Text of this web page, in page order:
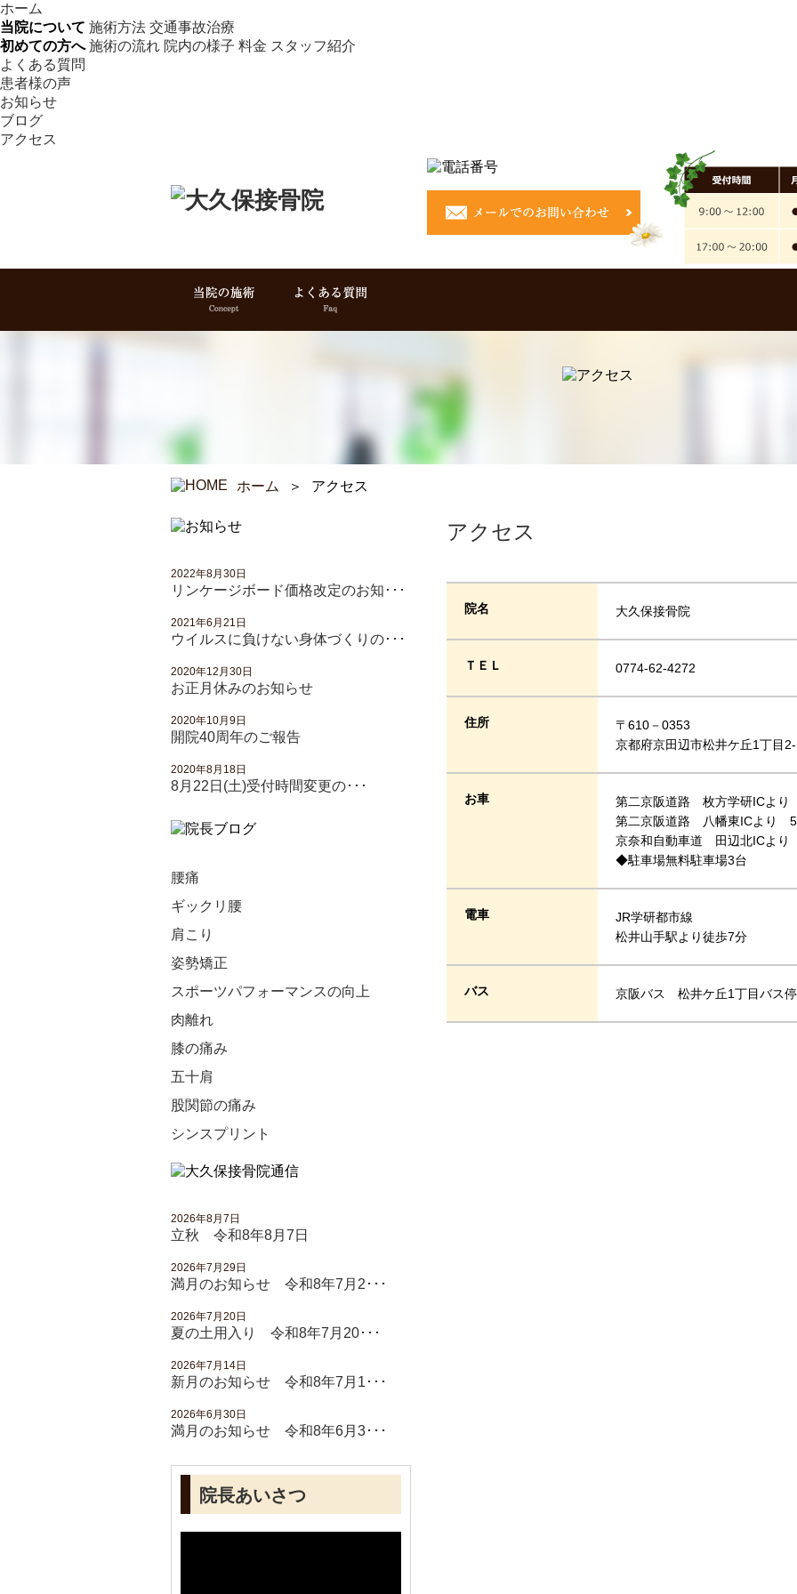
ホーム
当院について 施術方法 交通事故治療
初めての方へ 施術の流れ 院内の様子 料金 スタッフ紹介
よくある質問
患者様の声
お知らせ
ブログ
アクセス
ホーム ＞ アクセス
アクセス
院名 大久保接骨院
ＴＥＬ 0774-62-4272
住所
〒610－0353
京都府京田辺市松井ケ丘1丁目
お車
第二京阪道路 枚方学研ICよ
第二京阪道路 八幡東ICより
京奈和自動車道 田辺北ICよ
◆駐車場無料駐車場3台
電車
JR学研都市線
松井山手駅より徒歩7分
バス 京阪バス 松井ケ丘1丁目バス
2022年8月30日
リンケージボード価格改定のお知･･･
2021年6月21日
ウイルスに負けない身体づくりの･･･
2020年12月30日
お正月休みのお知らせ
2020年10月9日
開院40周年のご報告
2020年8月18日
8月22日(土)受付時間変更の･･･
腰痛
ギックリ腰
肩こり
姿勢矯正
スポーツパフォーマンスの向上
肉離れ
膝の痛み
五十肩
股関節の痛み
シンスプリント
2026年8月7日
立秋 令和8年8月7日
2026年7月29日
満月のお知らせ 令和8年7月2･･･
2026年7月20日
夏の土用入り 令和8年7月20･･･
2026年7月14日
新月のお知らせ 令和8年7月1･･･
2026年6月30日
満月のお知らせ 令和8年6月3･･･
院長あいさつ